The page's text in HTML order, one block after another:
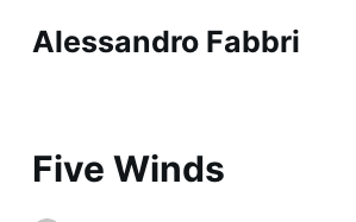
a
a
a
Alessandro Fabbri
Five Winds